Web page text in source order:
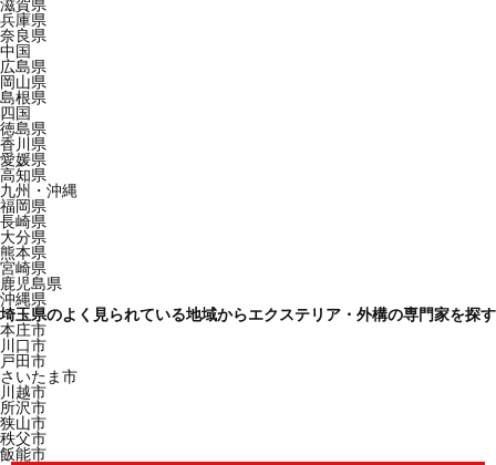
滋賀県
兵庫県
奈良県
中国
広島県
岡山県
島根県
四国
徳島県
香川県
愛媛県
高知県
九州・沖縄
福岡県
長崎県
大分県
熊本県
宮崎県
鹿児島県
沖縄県
埼玉県のよく見られている地域からエクステリア・外構の専門家を探す
本庄市
川口市
戸田市
さいたま市
川越市
所沢市
狭山市
秩父市
飯能市